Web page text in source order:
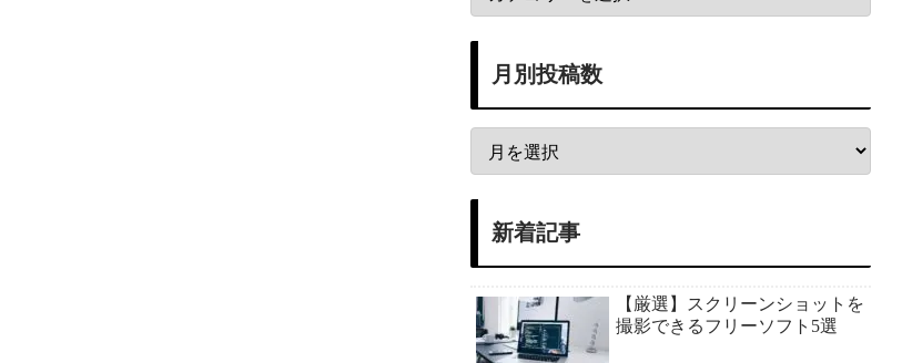
月別投稿数
新着記事
【厳選】スクリーンショットを
撮影できるフリーソフト5選